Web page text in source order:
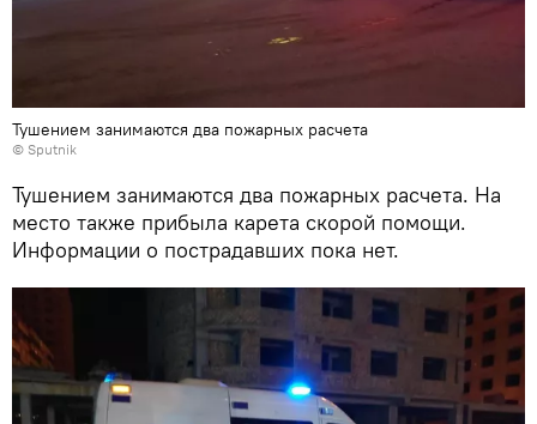
Тушением занимаются два пожарных расчета
© Sputnik
Тушением занимаются два пожарных расчета. На
место также прибыла карета скорой помощи.
Информации о пострадавших пока нет.